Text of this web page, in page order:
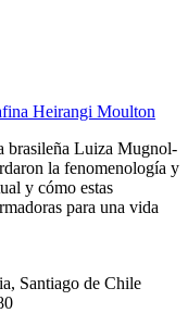
Heirangi Moulton
brasileña Luiza Mugnol-
la fenomenología y
y cómo estas
para una vida
Santiago de Chile